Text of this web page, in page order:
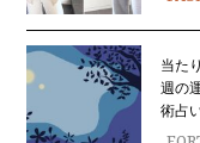
当た
週の
術占